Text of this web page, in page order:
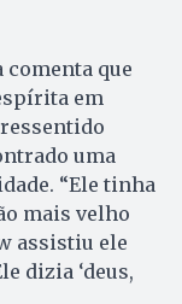
comenta que
em
uma
“Ele tinha
mais velho
assistiu ele
dizia ‘deus,